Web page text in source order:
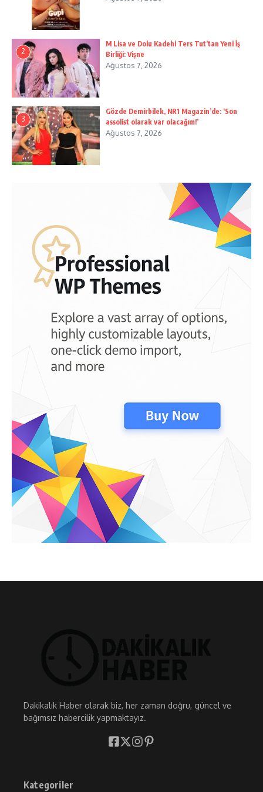
2
M Lisa ve Dolu Kadehi Ters Tut’tan Yeni İş
Birliği: Vişne
Ağustos 7, 2026
3
Gözde Demirbilek, NR1 Magazin’de: ‘Son
assolist olarak var olacağım!’
Ağustos 7, 2026
Dakikalık Haber olarak biz, her zaman doğru, güncel ve
bağımsız habercilik yapmaktayız.
Kategoriler